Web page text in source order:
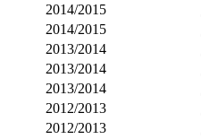
2014/2015
2014/2015
2013/2014
2013/2014
2013/2014
2012/2013
2012/2013